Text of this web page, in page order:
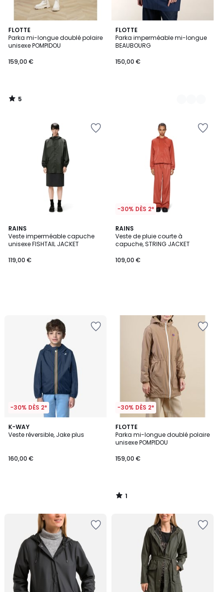
FLOTTE
Parka mi-longue doublé polaire
unisexe POMPIDOU
159,00 €
5
/
5
5
/
FLOTTE
Parka imperméable mi-longue
BEAUBOURG
150,00 €
2
Couleurs
RAINS
Veste imperméable capuche
unisexe FISHTAIL JACKET
119,00 €
-30% DÈS 2*
RAINS
Veste de pluie courte à
capuche, STRING JACKET
109,00 €
-30% DÈS 2*
K-WAY
Veste réversible, Jake plus
160,00 €
-30% DÈS 2*
FLOTTE
Parka mi-longue doublé polaire
unisexe POMPIDOU
159,00 €
1
/
5
1
/